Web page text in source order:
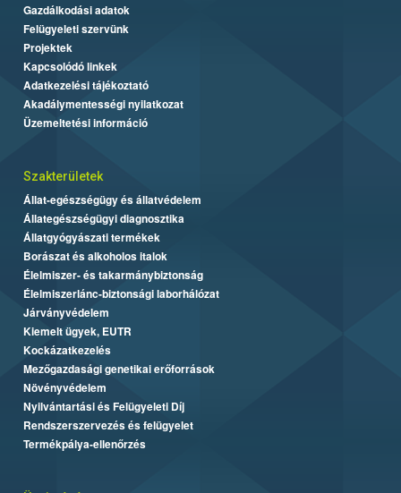
Gazdálkodási adatok
Felügyeleti szervünk
Projektek
Kapcsolódó linkek
Adatkezelési tájékoztató
Akadálymentességi nyilatkozat
Üzemeltetési információ
Szakterületek
Állat-egészségügy és állatvédelem
Állategészségügyi diagnosztika
Állatgyógyászati termékek
Borászat és alkoholos italok
Élelmiszer- és takarmánybiztonság
Élelmiszerlánc-biztonsági laborhálózat
Járványvédelem
Kiemelt ügyek, EUTR
Kockázatkezelés
Mezőgazdasági genetikai erőforrások
Növényvédelem
Nyilvántartási és Felügyeleti Díj
Rendszerszervezés és felügyelet
Termékpálya-ellenőrzés